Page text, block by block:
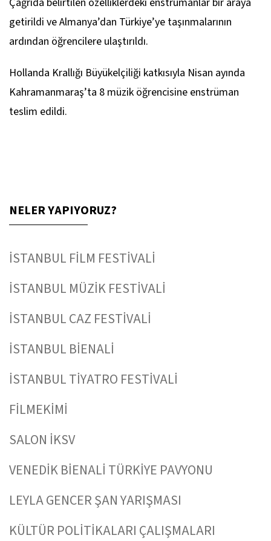
getirildi ve Almanya’dan Türkiye’ye taşınmalarının
ardından öğrencilere ulaştırıldı.
Hollanda Krallığı Büyükelçiliği katkısıyla Nisan ayında
Kahramanmaraş’ta 8 müzik öğrencisine enstrüman
teslim edildi.
NELER YAPIYORUZ?
İSTANBUL FİLM FESTİVALİ
İSTANBUL MÜZİK FESTİVALİ
İSTANBUL CAZ FESTİVALİ
İSTANBUL BİENALİ
İSTANBUL TİYATRO FESTİVALİ
FİLMEKİMİ
SALON İKSV
VENEDİK BİENALİ TÜRKİYE PAVYONU
LEYLA GENCER ŞAN YARIŞMASI
KÜLTÜR POLİTİKALARI ÇALIŞMALARI